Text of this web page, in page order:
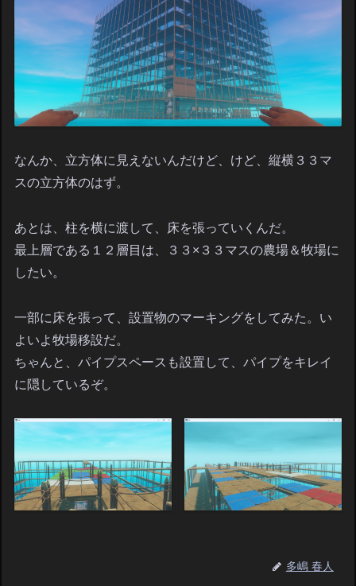
なんか、立方体に見えないんだけど、けど、縦横３３マ
スの立方体のはず。
あとは、柱を横に渡して、床を張っていくんだ。
最上層である１２層目は、３３×３３マスの農場＆牧場に
したい。
一部に床を張って、設置物のマーキングをしてみた。い
よいよ牧場移設だ。
ちゃんと、パイプスペースも設置して、パイプをキレイ
に隠しているぞ。
多嶋 春人